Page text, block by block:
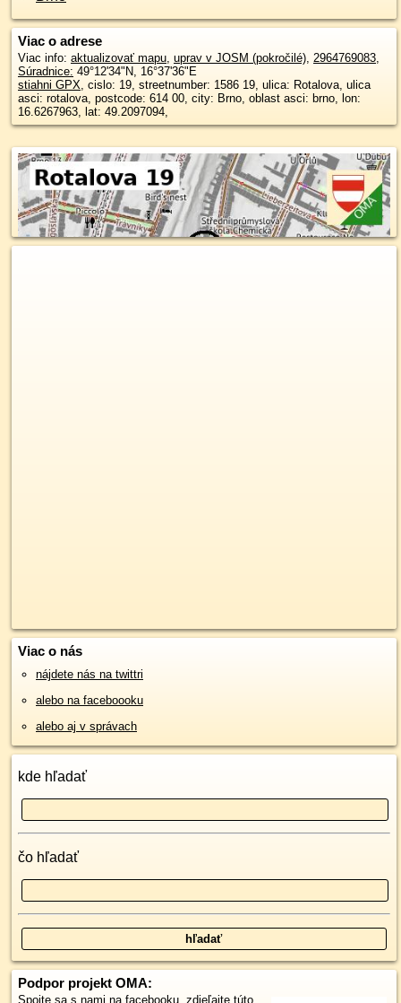
Viac o adrese
Viac info: aktualizovať mapu, uprav v JOSM (pokročilé), 2964769083,
Súradnice: 49°12'34"N, 16°37'36"E
stiahni GPX, cislo: 19, streetnumber: 1586 19, ulica: Rotalova, ulica
asci: rotalova, postcode: 614 00, city: Brno, oblast asci: brno, lon:
16.6267963, lat: 49.2097094,
Viac o nás
nájdete nás na twittri
alebo na faceboooku
alebo aj v správach
kde hľadať
čo hľadať
Podpor projekt OMA:
Spojte sa s nami na facebooku zdieľajte túto